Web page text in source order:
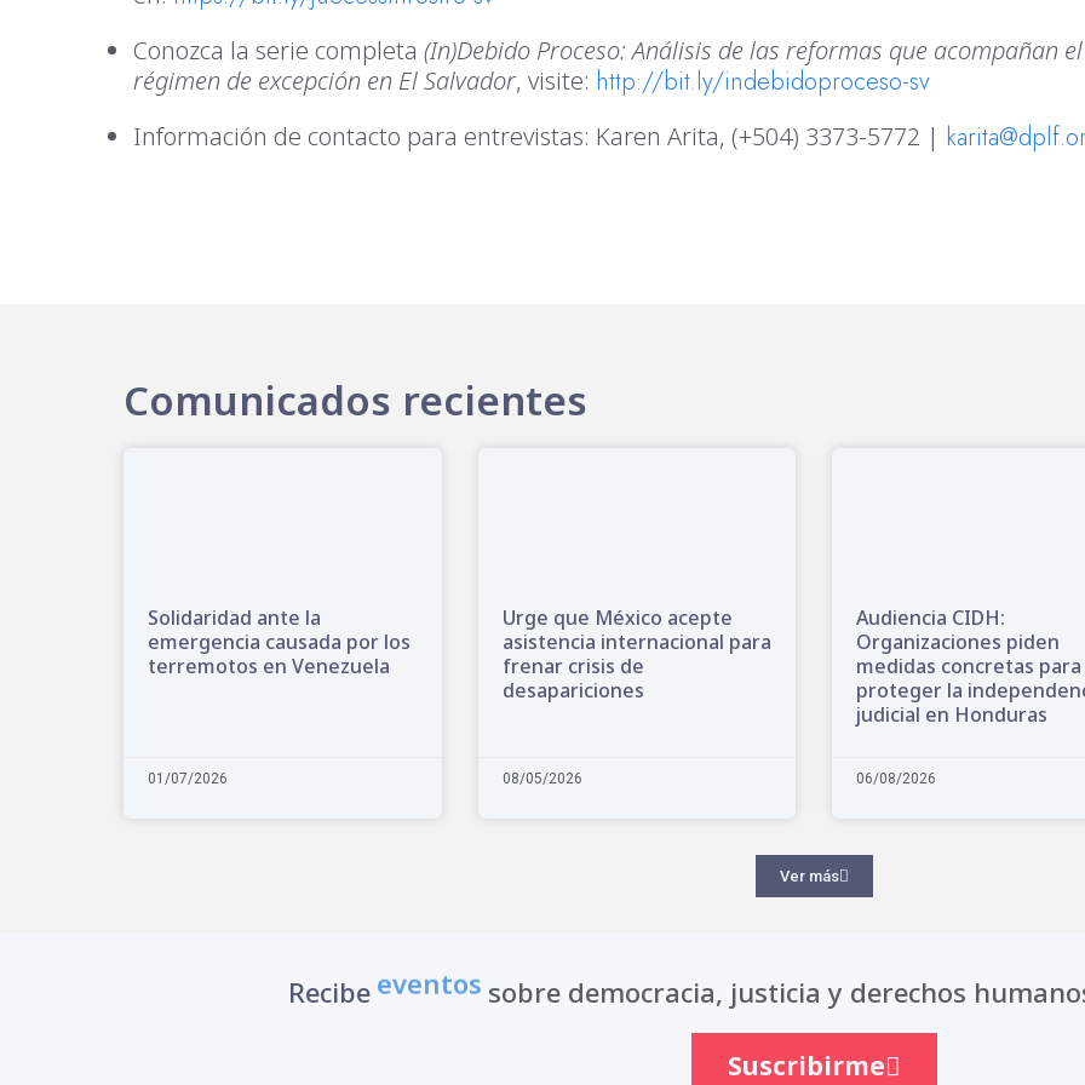
Conozca la serie completa (In)Debido Proceso: Análisis de las reformas que acompañan el
régimen de excepción en El Salvador, visite: http://bit.ly/indebidoproceso-sv
Información de contacto para entrevistas: Karen Arita, (+504) 3373-5772 |
Comunicados recientes
Solidaridad ante la
emergencia causada por los
terremotos en Venezuela
01/07/2026
Urge que México acepte
asistencia internacional para
frenar crisis de
desapariciones
08/05/2026
Audiencia CIDH:
Organizaciones piden
medidas concretas para
proteger la
judicial en Honduras
06/08/2026
Ver más
Recibe eventos sobre democracia, justicia y derechos
Suscribirme